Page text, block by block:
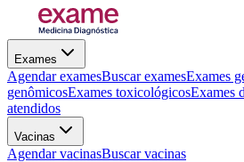
Exames
Agendar examesBuscar examesExames
genômicosExames toxicológicosExames
atendidos
Vacinas
Agendar vacinasBuscar vacinas